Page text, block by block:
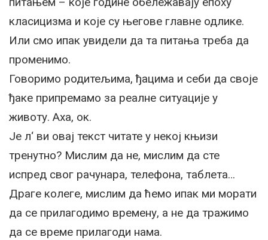
класицизма и које су његове главне одлике.
Или смо ипак увидели да та питања треба да
променимо.
Говоримо родитељима, ђацима и себи да своје
ђаке припремамо за реалне ситуације у
животу. Аха, ок.
Је л‘ ви овај текст читате у некој књизи
тренутно? Мислим да не, мислим да сте
испред свог рачунара, телефона, таблета…
Драге колеге, мислим да ћемо ипак ми морати
да се прилагодимо времену, а не да тражимо
да се време прилагоди нама.